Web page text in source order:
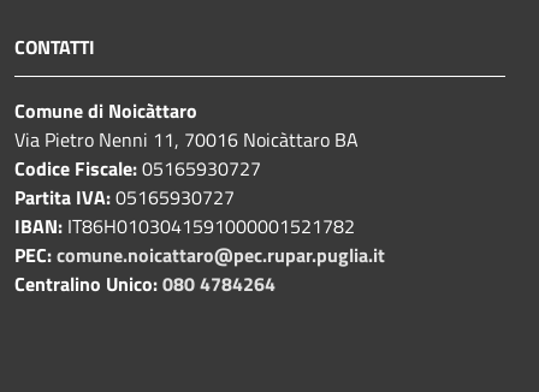
CONTATTI
Comune di Noicàttaro
Via Pietro Nenni 11, 70016 Noicàttaro BA
Codice Fiscale:05165930727
Partita IVA:05165930727
IBAN: IT86H0103041591000001521782
PEC:comune.noicattaro@pec.rupar.puglia.it
Centralino Unico:080 4784264